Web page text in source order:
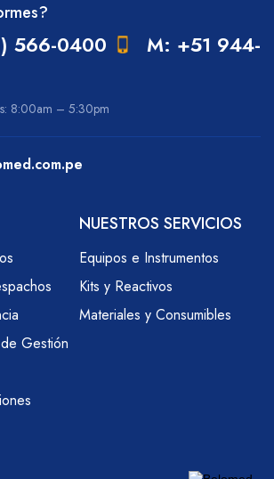
566-0400
M: +51 944-
8:00am – 5:30pm
Gestión
NUESTROS SERVICIOS
Equipos e Instrumentos
Kits y Reactivos
Materiales y Consumibles